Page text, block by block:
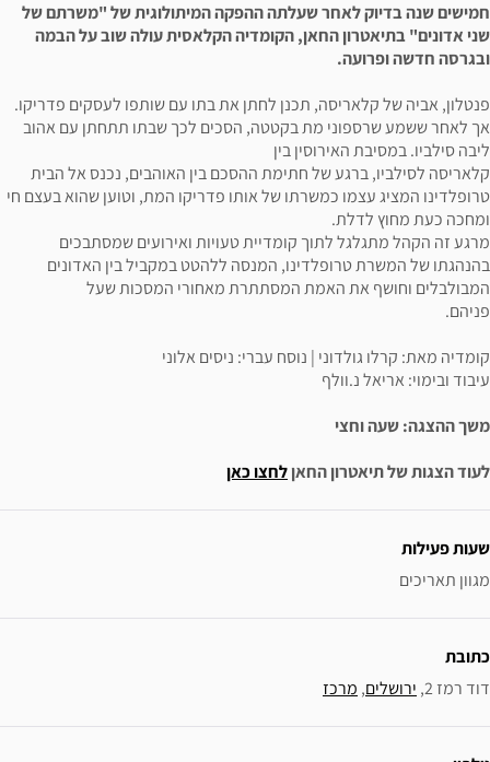
חמישים שנה בדיוק לאחר שעלתה ההפקה המיתולוגית של "משרתם של
שני אדונים" בתיאטרון החאן, הקומדיה הקלאסית עולה שוב על הבמה
ובגרסה חדשה ופרועה.
פנטלון, אביה של קלאריסה, תכנן לחתן את בתו עם שותפו לעסקים פדריקו.
אך לאחר ששמע שרספוני מת בקטטה, הסכים לכך שבתו תתחתן עם אהוב
ליבה סילביו. במסיבת האירוסין בין
קלאריסה לסילביו, ברגע של חתימת ההסכם בין האוהבים, נכנס אל הבית
טרופלדינו המציג עצמו כמשרתו של אותו פדריקו המת, וטוען שהוא בעצם חי
ומחכה כעת מחוץ לדלת.
מרגע זה הקהל מתגלגל לתוך קומדיית טעויות ואירועים שמסתבכים
בהנהגתו של המשרת טרופלדינו, המנסה ללהטט במקביל בין האדונים
המבולבלים וחושף את האמת המסתתרת מאחורי המסכות שעל
פניהם.
קומדיה מאת: קרלו גולדוני | נוסח עברי: ניסים אלוני
עיבוד ובימוי: אריאל נ.וולף
משך ההצגה: שעה וחצי
לעוד הצגות של תיאטרון החאןלחצו כאן
שעות פעילות
מגוון תאריכים
כתובת
דוד רמז 2,
ירושלים, מרכז